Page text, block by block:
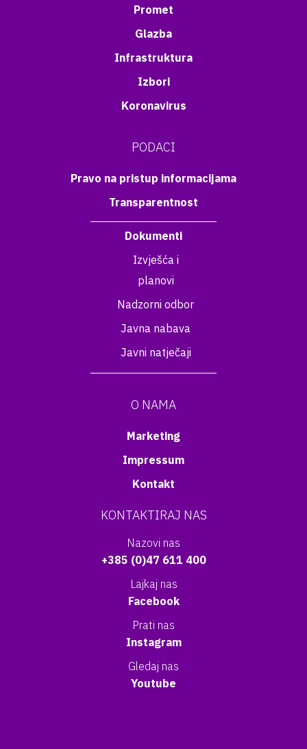
Promet
Glazba
Infrastruktura
Izbori
Koronavirus
PODACI
Pravo na pristup informacijama
Transparentnost
Dokumenti
Izvješća i
planovi
Nadzorni odbor
Javna nabava
Javni natječaji
O NAMA
Marketing
Impressum
Kontakt
KONTAKTIRAJ NAS
Nazovi nas
+385 (0)47 611 400
Lajkaj nas
Facebook
Prati nas
Instagram
Gledaj nas
Youtube